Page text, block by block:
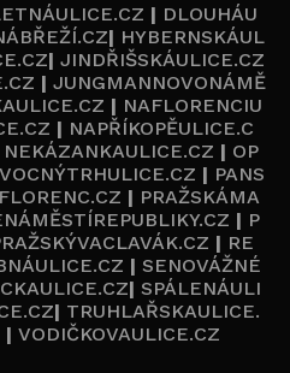
| DLOUHÁU
| HYBERNSKÁUL
| JINDŘIŠSKÁULICE.CZ
| JUNGMANNOVONÁMĚ
| NAFLORENCIU
| NAPŘÍKOPĚULICE.C
NEKÁZANKAULICE.CZ | OP
| PANS
| PRAŽSKÁMA
| P
| RE
| SENOVÁŽNÉ
| SPÁLENÁULI
| TRUHLAŘSKAULICE.
| VODIČKOVAULICE.CZ